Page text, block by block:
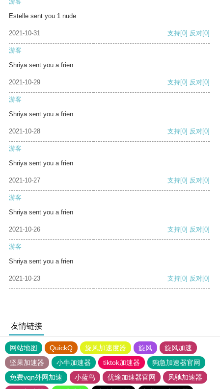
Estelle sent you 1 nude
2021-10-31 支持[0] 反对[0]
游客
Shriya sent you a frien
2021-10-29 支持[0] 反对[0]
游客
Shriya sent you a frien
2021-10-28 支持[0] 反对[0]
游客
Shriya sent you a frien
2021-10-27 支持[0] 反对[0]
游客
Shriya sent you a frien
2021-10-26 支持[0] 反对[0]
游客
Shriya sent you a frien
2021-10-23 支持[0] 反对[0]
友情链接
网站地图 QuickQ 旋风加速度器 旋风
旋风加速
坚果加速器
小牛加速器 tiktok加速器
狗急加速器官网
免费vqn外网加速
小蓝鸟 优途加速器官网
风驰加速器